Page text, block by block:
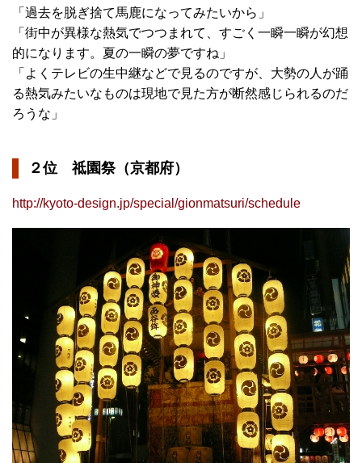
「過去を脱ぎ捨て馬鹿になってみたいから」
「街中が異様な熱気でつつまれて、すごく一瞬一瞬が幻想
的になります。夏の一瞬の夢ですね」
「よくテレビの生中継などで見るのですが、大勢の人が踊
る熱気みたいなものは現地で見た方が断然感じられるのだ
ろうな」
２位 祗園祭（京都府）
http://kyoto-design.jp/special/gionmatsuri/schedule